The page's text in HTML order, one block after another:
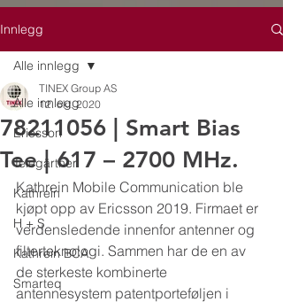
Innlegg
Alle innlegg
Ericsson
Telegärtner
Kathrein
H + S
Kathrein BCA
Smarteq
Alle innlegg
78211056 | Smart Bias
Tee | 617 – 2700 MHz.
TINEX Group AS
12. okt. 2020
Kathrein Mobile Communication ble
kjøpt opp av Ericsson 2019. Firmaet er
verdensledende innenfor antenner og
filterteknologi. Sammen har de en av
de sterkeste kombinerte
antennesystem patentporteføljen i